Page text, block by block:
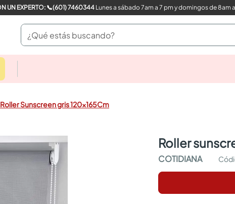
COMPRA CON UN EXPERTO: 📞(601) 7460344Lunes a sábado 7am a 7 pm y domingos de 8am
¿Qué estás buscando?
Roller Sunscreen gris 120x165Cm
roller
COTIDIANA
closet
sanitarios
pisos
armarios closet
comedores
neveras